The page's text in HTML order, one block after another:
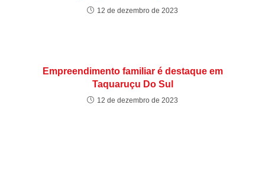
12 de dezembro de 2023
Empreendimento familiar é destaque em
Taquaruçu Do Sul
12 de dezembro de 2023